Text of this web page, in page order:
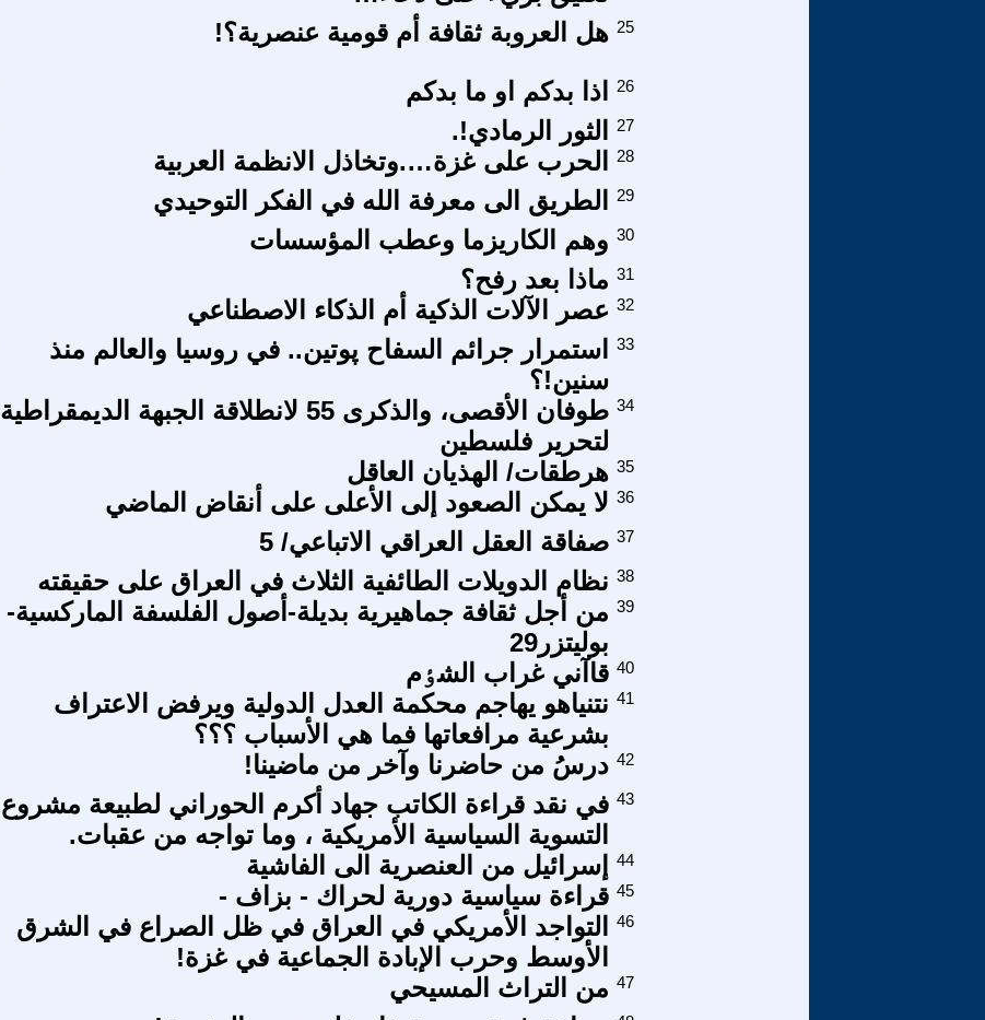
هل العروبة ثقافة أم قومية عنصرية؟! 25
اذا بدكم او ما بدكم 26
الثور الرمادي!.
27
الحرب على غزة….وتخاذل الانظمة العربية 28
الطريق الى معرفة الله في الفكر التوحيدي 29
وهم الكاريزما وعطب المؤسسات 30
ماذا بعد رفح؟ 31
عصر الآلات الذكية أم الذكاء الاصطناعي 32
استمرار جرائم السفاح پوتين.. في روسيا والعالم منذ
سنين!؟
33
طوفان الأقصى، والذكرى 55 لانطلاقة الجبهة الديمقراطية
لتحرير فلسطين
34
هرطقات/ الهذيان العاقل 35
لا يمكن الصعود إلى الأعلى على أنقاض الماضي 36
صفاقة العقل العراقي الاتباعي/ 5 37
نظام الدويلات الطائفية الثلاث في العراق على حقيقته 38
من أجل ثقافة جماهيرية بديلة-أصول الفلسفة الماركسية-
بوليتزر29
39
قاآني غراب الشٶم 40
نتنياهو يهاجم محكمة العدل الدولية ويرفض الاعتراف
بشرعية مرافعاتها فما هي الأسباب ؟؟؟
41
درسُ من حاضرنا وآخر من ماضينا! 42
في نقد قراءة الكاتب جهاد أكرم الحوراني لطبيعة مشروع
التسوية السياسية الأمريكية ، وما تواجه من عقبات.
43
إسرائيل من العنصرية الى الفاشية
44
قراءة سياسية دورية لحراك - بزاف - 45
التواجد الأمريكي في العراق في ظل الصراع في الشرق
الأوسط وحرب الإبادة الجماعية في غزة!
46
من التراث المسيحي 47